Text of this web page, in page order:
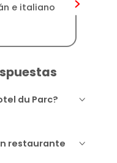
e italiano
du Parc?
restaurante